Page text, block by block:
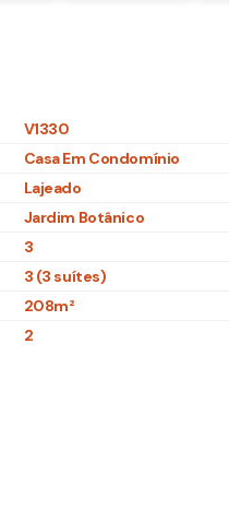
V1330
Casa Em Condomínio
Lajeado
Jardim Botânico
3
3 (3 suítes)
208m²
2